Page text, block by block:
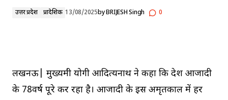
उत्तर प्रदेश प्रादेशिक 13/08/2025byBRIJESH Singh 0
लखनऊ| मुख्यमंत्री योगी आदित्यनाथ ने कहा कि देश आजादी
के 78वर्ष पूरे कर रहा है। आजादी के इस अमृतकाल में हर